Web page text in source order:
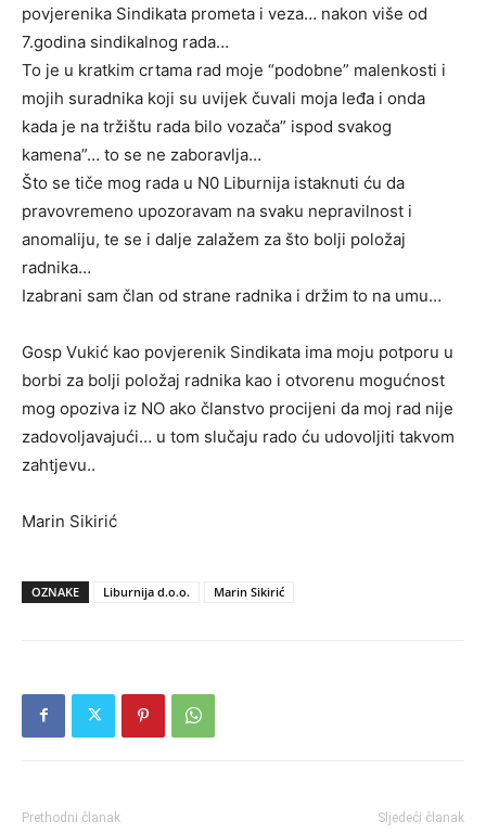
povjerenika Sindikata prometa i veza… nakon više od
7.godina sindikalnog rada…
To je u kratkim crtama rad moje “podobne” malenkosti i
mojih suradnika koji su uvijek čuvali moja leđa i onda
kada je na tržištu rada bilo vozača” ispod svakog
kamena”… to se ne zaboravlja…
Što se tiče mog rada u N0 Liburnija istaknuti ću da
pravovremeno upozoravam na svaku nepravilnost i
anomaliju, te se i dalje zalažem za što bolji položaj
radnika…
Izabrani sam član od strane radnika i držim to na umu…
Gosp Vukić kao povjerenik Sindikata ima moju potporu u
borbi za bolji položaj radnika kao i otvorenu mogućnost
mog opoziva iz NO ako članstvo procijeni da moj rad nije
zadovoljavajući… u tom slučaju rado ću udovoljiti takvom
zahtjevu..
Marin Sikirić
OZNAKE Liburnija d.o.o. Marin Sikirić
Prethodni članak Sljedeći članak